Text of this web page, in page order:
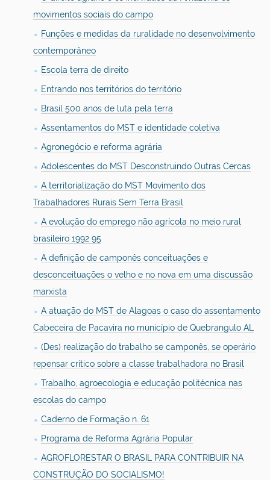
movimentos sociais do campo
Funções e medidas da ruralidade no desenvolvimento
contemporâneo
Escola terra de direito
Entrando nos territórios do território
Brasil 500 anos de luta pela terra
Assentamentos do MST e identidade coletiva
Agronegócio e reforma agrária
Adolescentes do MST Desconstruindo Outras Cercas
A territorialização do MST Movimento dos
Trabalhadores Rurais Sem Terra Brasil
A evolução do emprego não agrícola no meio rural
brasileiro 1992 95
A definição de camponês conceituações e
desconceituações o velho e no nova em uma discussão
marxista
A atuação do MST de Alagoas o caso do assentamento
Cabeceira de Pacavira no município de Quebrangulo AL
(Des) realização do trabalho se camponês, se operário
repensar crítico sobre a classe trabalhadora no Brasil
Trabalho, agroecologia e educação politécnica nas
escolas do campo
Caderno de Formação n. 61
Programa de Reforma Agrária Popular
AGROFLORESTAR O BRASIL PARA CONTRIBUIR NA
CONSTRUÇÃO DO SOCIALISMO!